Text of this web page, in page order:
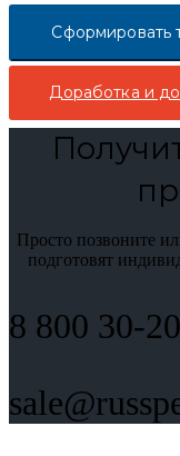
Сформировать
Доработка и
Просто позвоните
подготовят
8 800 30-